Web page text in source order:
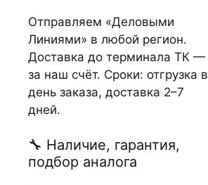
Отправляем «Деловыми
Линиями» в любой регион.
Доставка до терминала ТК —
за наш счёт. Сроки: отгрузка в
день заказа, доставка 2–7
дней.
🔧 Наличие, гарантия,
подбор аналога